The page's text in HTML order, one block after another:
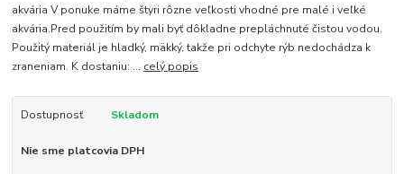
akvária V ponuke máme štyri rôzne veľkosti vhodné pre malé i veľké
akvária.Pred použitím by mali byť dôkladne prepláchnuté čistou vodou.
Použitý materiál je hladký, mäkký, takže pri odchyte rýb nedochádza k
zraneniam. K dostaniu: ... celý popis
Dostupnosť Skladom
Nie sme platcovia DPH